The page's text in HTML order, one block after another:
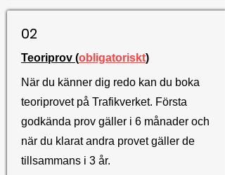
02
Teoriprov (obligatoriskt)
När du känner dig redo kan du boka
teoriprovet på Trafikverket. Första
godkända prov gäller i 6 månader och
när du klarat andra provet gäller de
tillsammans i 3 år.